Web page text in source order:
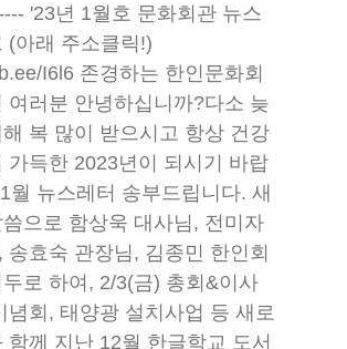
'23년 1월호 문화회관 뉴스
(아래 주소클릭!)
I6l6 존경하는 한인문화회
여러분 안녕하십니까?다소 늦
복 많이 받으시고 항상 건강
가득한 2023년이 되시기 바랍
월 뉴스레터 송부드립니다. 새
으로 함상욱 대사님, 전미자
송효숙 관장님, 김종민 한인회
로 하여, 2/3(금) 총회&이사
념회, 태양광 설치사업 등 새로
함께 지난 12월 한글학교 도서